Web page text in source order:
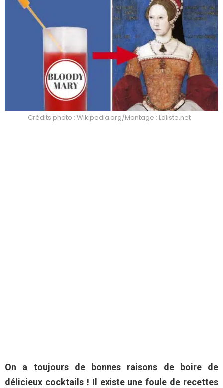
Crédits photo : Wikipedia.org/Montage : Laliste.net
On a toujours de bonnes raisons de boire de
délicieux cocktails ! Il existe une foule de recettes